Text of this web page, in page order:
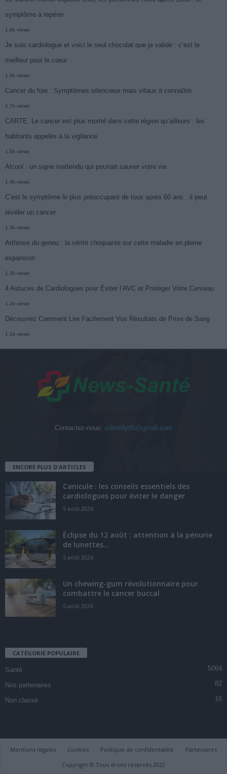
symptôme à repérer
1.9k views
Je suis cardiologue et voici le seul chocolat que je valide : c’est le
meilleur pour le cœur
1.8k views
Cancer du foie : Symptômes silencieux mais vitaux à connaître
1.7k views
CARTE. Le cancer est plus mortel dans cette région qu’ailleurs : les
habitants appelés à la vigilance
1.5k views
Alcool : un signe inattendu qui pourrait sauver votre vie
1.4k views
C’est le symptôme le plus préoccupant de tous après 60 ans : il peut
révéler un cancer
1.3k views
Arthrose du genou : la vérité choquante sur cette maladie en pleine
expansion
1.3k views
4 Astuces de Cardiologues pour Éviter l’AVC et Protéger Votre Cerveau
1.2k views
Découvrez Comment Lire Facilement Vos Résultats de Prise de Sang
1.1k views
Contactez-nous: edentify95@gmail.com
ENCORE PLUS D'ARTICLES
Canicule : les conseils essentiels des
cardiologues pour éviter le danger
5 août 2026
Éclipse du 12 août : attention à la pénurie
de lunettes...
5 août 2026
Un chewing-gum révolutionnaire pour
combattre le cancer buccal
5 août 2026
CATÉGORIE POPULAIRE
Santé 5064
Nos partenaires 82
Non classé 16
Mentions légales Cookies Politique de confidentialité
Partenaires
Copyright © Tous droits réservés 2022